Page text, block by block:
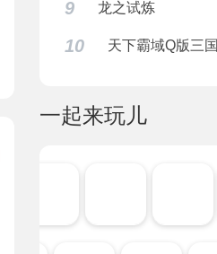
9 龙之试炼
10 天下霸域Q版三国
一起来玩儿